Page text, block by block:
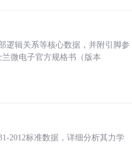
逻辑关系等核心数据，并附引脚参
微电子官方规格书（版本
2012标准数据，详细分析其力学